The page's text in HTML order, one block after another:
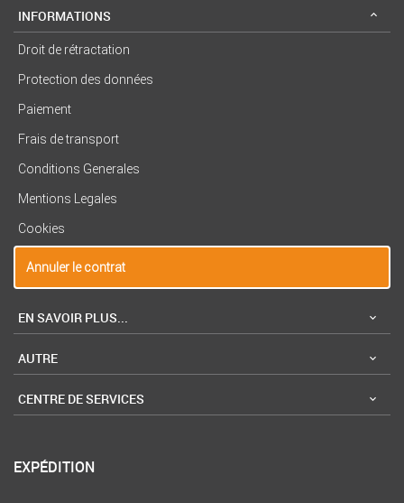
INFORMATIONS
Droit de rétractation
Protection des données
Paiement
Frais de transport
Conditions Generales
Mentions Legales
Cookies
Annuler le contrat
EN SAVOIR PLUS...
AUTRE
CENTRE DE SERVICES
EXPÉDITION